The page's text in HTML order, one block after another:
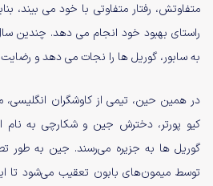
متفاوتش، رفتار متفاوتی با خود می بیند،
راستای بهبود خود انجام می دهد. چندین سال
به سابور، گوریل ها را نجات می دهد و
در همین حین، تیمی از کاوشگران انگلیسی،
کیو پورتر، دخترش جین و شکارچی به نام
گوریل ها به جزیره می‌رسند. جین به طور
توسط میمون‌های بابون تعقیب می‌شود تا